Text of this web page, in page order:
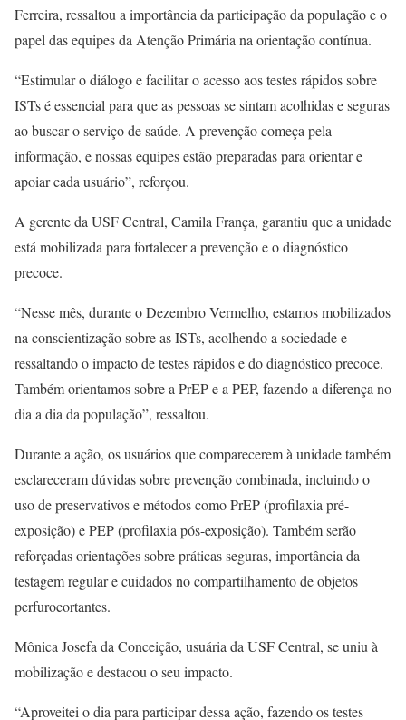
Ferreira, ressaltou a importância da participação da população e o
papel das equipes da Atenção Primária na orientação contínua.
“Estimular o diálogo e facilitar o acesso aos testes rápidos sobre
ISTs é essencial para que as pessoas se sintam acolhidas e seguras
ao buscar o serviço de saúde. A prevenção começa pela
informação, e nossas equipes estão preparadas para orientar e
apoiar cada usuário”, reforçou.
A gerente da USF Central, Camila França, garantiu que a unidade
está mobilizada para fortalecer a prevenção e o diagnóstico
precoce.
“Nesse mês, durante o Dezembro Vermelho, estamos mobilizados
na conscientização sobre as ISTs, acolhendo a sociedade e
ressaltando o impacto de testes rápidos e do diagnóstico precoce.
Também orientamos sobre a PrEP e a PEP, fazendo a diferença no
dia a dia da população”, ressaltou.
Durante a ação, os usuários que comparecerem à unidade também
esclareceram dúvidas sobre prevenção combinada, incluindo o
uso de preservativos e métodos como PrEP (profilaxia pré-
exposição) e PEP (profilaxia pós-exposição). Também serão
reforçadas orientações sobre práticas seguras, importância da
testagem regular e cuidados no compartilhamento de objetos
perfurocortantes.
Mônica Josefa da Conceição, usuária da USF Central, se uniu à
mobilização e destacou o seu impacto.
“Aproveitei o dia para participar dessa ação, fazendo os testes